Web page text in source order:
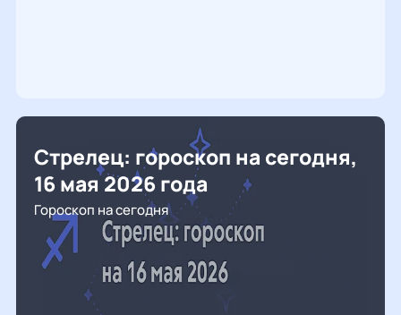
Стрелец: гороскоп на сегодня,
16 мая 2026 года
Гороскоп на сегодня